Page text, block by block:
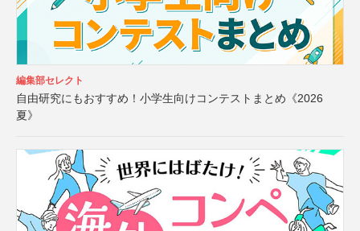
編集部セレクト
自由研究にもおすすめ！小学生向けコンテストまとめ《2026
夏》